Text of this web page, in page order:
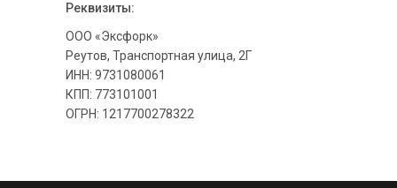
ООО «Эксфорк»
Реутов, Транспортная улица, 2Г
ИНН: 9731080061
КПП: 773101001
ОГРН: 1217700278322
Реквизиты: